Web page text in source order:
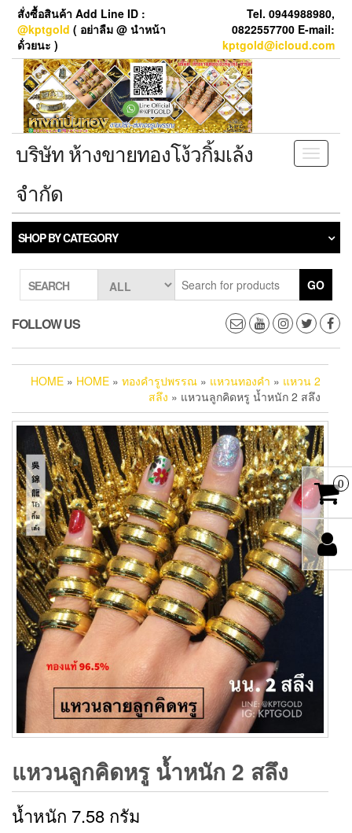
Skip
content
สั่งซื้อสินค้า Add Line ID :
@kptgold ( อย่าลืม @ นำหน้า
ด้่วยนะ )
Tel. 0944988980,
0822557700 E-mail:
kptgold@icloud.com
Toggle
บริษัท ห้างขายทองโง้วกิ้มเล้ง
จำกัด
SHOP BY CATEGORY
SEARCH GO
FOLLOW US
HOME » HOME » ทองคำรูปพรรณ » แหวนทองคำ » แหวน 2
สลึง » แหวนลูกคิดหรู น้ำหนัก 2 สลึง
แหวนลูกคิดหรู น้ำหนัก 2 สลึง
น้ำหนัก 7.58 กรัม
0